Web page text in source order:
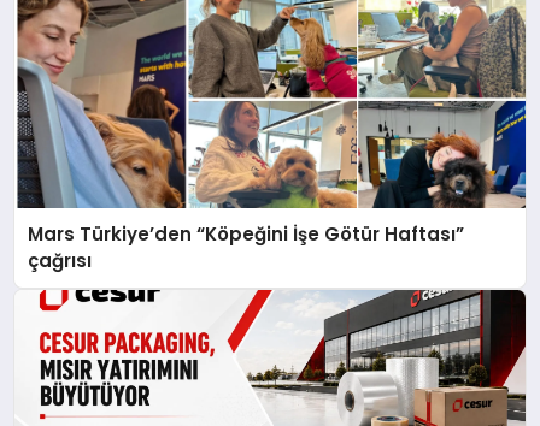
Mars Türkiye’den “Köpeğini İşe Götür Haftası”
çağrısı